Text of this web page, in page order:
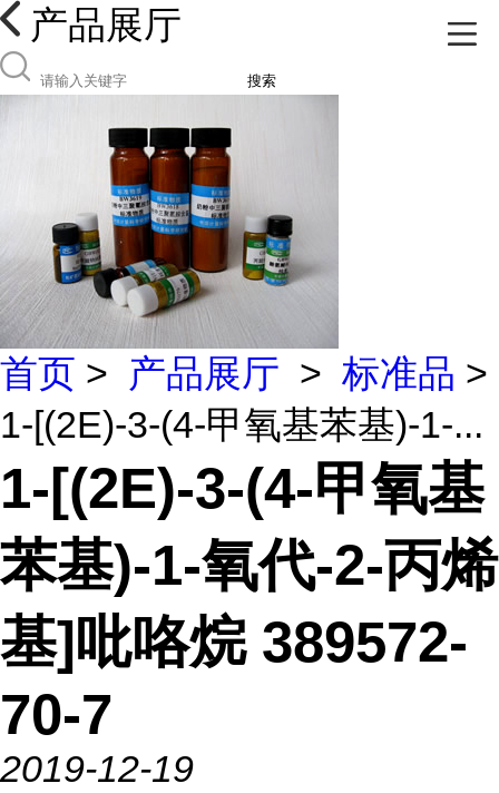
产品展厅
搜索
首页 > 产品展厅 > 标准品 >
1-[(2E)-3-(4-甲氧基苯基)-1-...
1-[(2E)-3-(4-甲氧基
苯基)-1-氧代-2-丙烯
基]吡咯烷 389572-
70-7
2019-12-19